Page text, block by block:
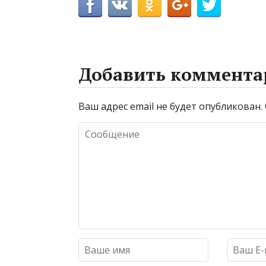
Добавить
Ваш адрес email не будет опубликован.